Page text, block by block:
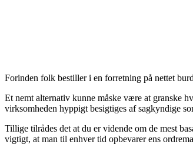
Forinden folk bestiller i en forretning på nettet
Et nemt alternativ kunne måske være at granske
virksomheden hyppigt besigtiges af sagkyndige
Tillige tilrådes det at du er vidende om de mest
vigtigt, at man til enhver tid opbevarer ens